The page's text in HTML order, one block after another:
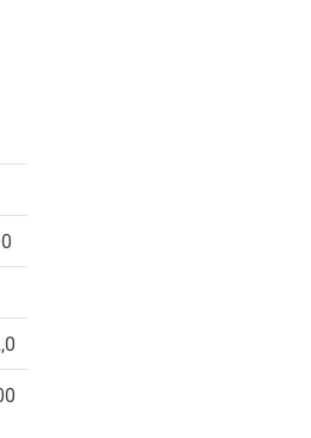
mg/m
ISO 4649 (10N).
till +80°C.
toleranser.